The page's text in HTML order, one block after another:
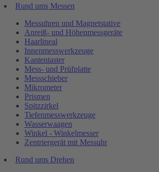
Rund ums Messen
Messuhren und Magnetstative
Anreiß- und Höhenmessgeräte
Haarlineal
Innenmesswerkzeuge
Kantentaster
Mess- und Prüfplatte
Messschieber
Mikrometer
Prismen
Spitzzirkel
Tiefenmesswerkzeuge
Wasserwaagen
Winkel - Winkelmesser
Zentriergerät mit Messuhr
Rund ums Drehen